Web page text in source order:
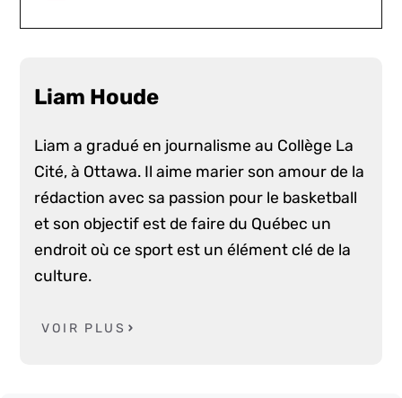
Liam Houde
Liam a gradué en journalisme au Collège La
Cité, à Ottawa. Il aime marier son amour de la
rédaction avec sa passion pour le basketball
et son objectif est de faire du Québec un
endroit où ce sport est un élément clé de la
culture.
VOIR PLUS